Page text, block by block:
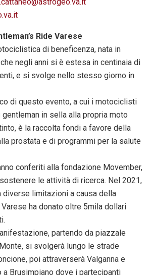
Ride Varese
di beneficenza, nata in
negli anni si è estesa in centinaia di
e si svolge nello stesso giorno in
di questo evento, a cui i motociclisti
in sella alla propria moto
è la raccolta fondi a favore della
prostata e di programmi per la salute
conferiti alla fondazione Movember,
le attività di ricerca. Nel 2021,
diverse limitazioni a causa della
ha donato oltre 5mila dollari
partendo da piazzale
si svolgerà lungo le strade
poi attraverserà Valganna e
a Brusimpiano dove i partecipanti